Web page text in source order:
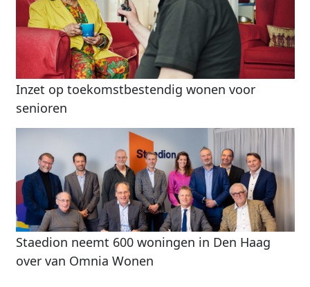
Inzet op toekomstbestendig wonen voor
senioren
Staedion neemt 600 woningen in Den Haag
over van Omnia Wonen